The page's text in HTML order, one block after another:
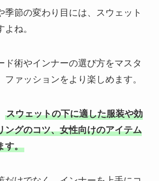
季節の変わり目には、スウェット
ね。
ド術やインナーの選び方をマスタ
ファッションをより楽しめます。
スウェットの下に適した服装や効
ングのコツ、女性向けのアイテム
す。